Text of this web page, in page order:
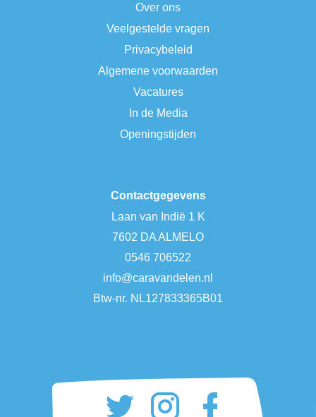
Over ons
Veelgestelde vragen
Privacybeleid
Algemene voorwaarden
Vacatures
In de Media
Openingstijden
Contactgegevens
Laan van Indië 1 K
7602 DA ALMELO
0546 706522
info@caravandelen.nl
Btw-nr. NL127833365B01